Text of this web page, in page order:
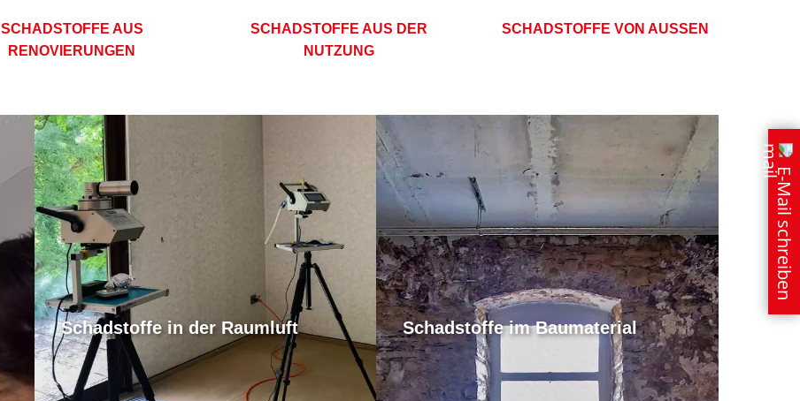
SCHADSTOFFE AUS
RENOVIERUNGEN
SCHADSTOFFE AUS DER
NUTZUNG
SCHADSTOFFE VON AUSSEN
Schadstoffe in der Raumluft Schadstoffe im Baumaterial
E-Mail schreiben